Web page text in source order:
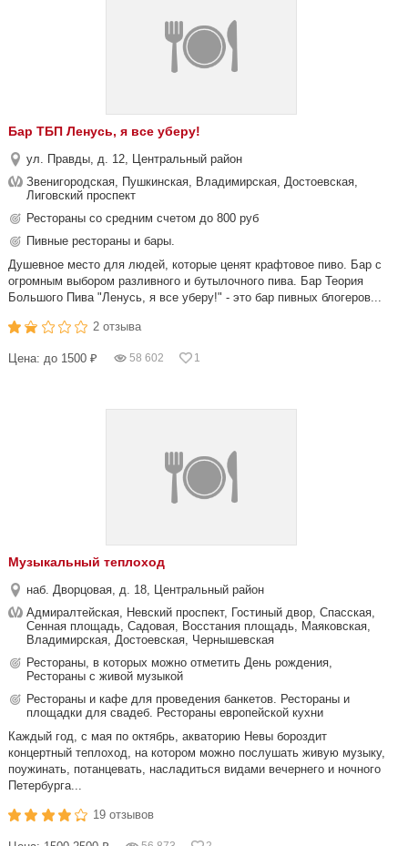
Бар ТБП Ленусь, я все уберу!
ул. Правды, д. 12, Центральный район
Звенигородская, Пушкинская, Владимирская, Достоевская,
Лиговский проспект
Рестораны со средним счетом до 800 руб
Пивные рестораны и бары.
Душевное место для людей, которые ценят крафтовое пиво. Бар с
огромным выбором разливного и бутылочного пива. Бар Теория
Большого Пива "Ленусь, я все уберу!" - это бар пивных блогеров...
2 отзыва
Цена: до 1500 ₽ 58 602 1
Музыкальный теплоход
наб. Дворцовая, д. 18, Центральный район
Адмиралтейская, Невский проспект, Гостиный двор, Спасская,
Сенная площадь, Садовая, Восстания площадь, Маяковская,
Владимирская, Достоевская, Чернышевская
Рестораны, в которых можно отметить День рождения,
Рестораны с живой музыкой
Рестораны и кафе для проведения банкетов. Рестораны и
площадки для свадеб. Рестораны европейской кухни
Каждый год, с мая по октябрь, акваторию Невы бороздит
концертный теплоход, на котором можно послушать живую музыку,
поужинать, потанцевать, насладиться видами вечернего и ночного
Петербурга...
19 отзывов